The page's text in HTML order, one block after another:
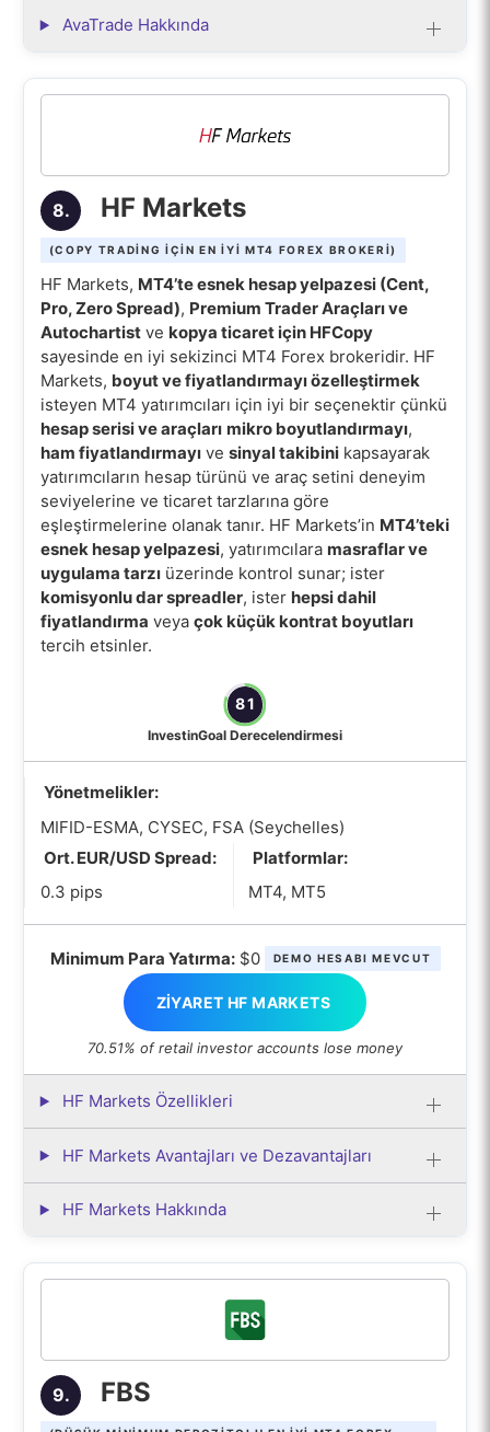
AvaTrade Hakkında
8. HF Markets
(COPY TRADING IÇIN EN IYI MT4 FOREX BROKERI)
HF Markets, MT4’te esnek hesap yelpazesi (Cent,
Pro, Zero Spread), Premium Trader Araçları ve
Autochartistve kopya ticaret için HFCopy
sayesinde en iyi sekizinci MT4 Forex brokeridir. HF
Markets, boyut ve fiyatlandırmayı özelleştirmek
isteyen MT4 yatırımcıları için iyi bir seçenektir çünkü
hesap serisi ve araçları mikro boyutlandırmayı,
ham fiyatlandırmayıve sinyal takibinikapsayarak
yatırımcıların hesap türünü ve araç setini deneyim
seviyelerine ve ticaret tarzlarına göre
eşleştirmelerine olanak tanır. HF Markets’in MT4’teki
esnek hesap yelpazesi, yatırımcılara masraflar ve
uygulama tarzıüzerinde kontrol sunar; ister
komisyonlu dar spreadler, ister hepsi dahil
fiyatlandırma veya çok küçük kontrat boyutları
tercih etsinler.
81
InvestinGoal Derecelendirmesi
Yönetmelikler:
MIFID-ESMA, CYSEC, FSA (Seychelles)
Ort. EUR/USD Spread:
0.3 pips
Platformlar:
MT4, MT5
Minimum Para Yatırma:$0 DEMO HESABI MEVCUT
ZIYARET HF MARKETS
70.51% of retail investor accounts lose money
HF Markets Özellikleri
HF Markets Avantajları ve Dezavantajları
HF Markets Hakkında
9. FBS